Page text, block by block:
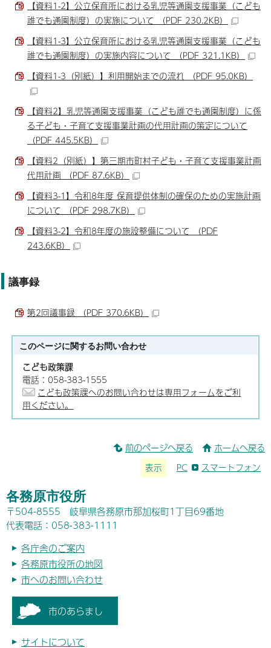
【資料1-2】公立保育所における乳児等通園支援事業（こども
誰でも通園制度）の実施について （PDF 230.2KB）
【資料1-3】公立保育所における乳児等通園支援事業（こども
誰でも通園制度）の実施内容について （PDF 321.1KB）
【資料1-3（別紙）】利用開始までの流れ （PDF 95.0KB）
【資料2】乳児等通園支援事業（こども誰でも通園制度）に係
る子ども・子育て支援事業計画の代用計画の策定について
（PDF 445.5KB）
【資料2（別紙）】第三期市町村子ども・子育て支援事業計画
代用計画 （PDF 87.6KB）
【資料3-1】令和8年度 保育提供体制の確保のための実施計画
について （PDF 298.7KB）
【資料3-2】令和8年度の施設整備について （PDF
243.6KB）
議事録
第2回議事録 （PDF 370.6KB）
このページに関するお問い合わせ
こども政策課
電話：058-383-1555
こども政策課へのお問い合わせは専用フォームをご利
用ください。
前のページへ戻る ホームへ戻る
表示 PC スマートフォン
各務原市役所
〒504-8555 岐阜県各務原市那加桜町1丁目69番地
代表電話：058-383-1111
各庁舎のご案内
各務原市役所の地図
市へのお問い合わせ
市のあらまし
サイトについて